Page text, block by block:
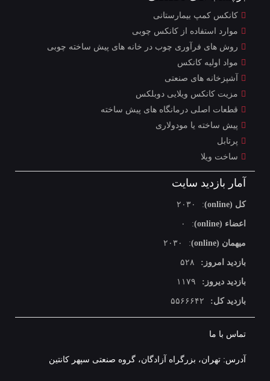
کانکس کمپ بیمارستانی
موارد استفاده از کانکس چوبی
روش های فرآوری چوب در خانه های پیش ساخته چوبی
مواد اولیه کانکس
آشپزخانه های صنعتی
مزیت کانکس ویلایی دوبلکس
قطعات اصلی درمانگاه های پیش ساخته
پیش ساخته یا مودولاری
پرتابل
ساخت ویلا
آمار بازدید سایت
کل (online) : ۲۰۳۰
اعضاء (online) : ۰
میهمان (online) : ۲۰۳۰
بازدید امروز: ۵۲۸
بازدید دیروز: ۱۱۷۹
بازدید کل: ۵۵۶۶۶۴۲
تماس با ما
آدرس: تهران، بزرگراه آزادگان، گروه صنعتی سپهر کانتین